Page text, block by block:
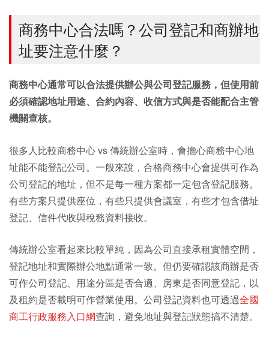
商務中心合法嗎？公司登記和商辦地
址要注意什麼？
商務中心通常可以合法提供辦公與公司登記服務，但使用前
必須確認地址用途、合約內容、收信方式與是否能配合主管
機關查核。
很多人比較商務中心 vs 傳統辦公室時，會擔心商務中心地
址能不能登記公司。一般來說，合格商務中心會提供可作為
公司登記的地址，但不是每一種方案都一定包含登記服務。
有些方案只提供座位，有些只提供會議室，有些才包含借址
登記、信件代收與稅務資料接收。
傳統辦公室看起來比較單純，因為公司直接承租實體空間，
登記地址和實際辦公地點通常一致。但仍要確認該商辦是否
可作公司登記、用途分區是否合適、房東是否同意登記，以
及租約是否載明可作營業使用。公司登記資料也可透過全國
商工行政服務入口網查詢，避免地址與登記狀態搞不清楚。